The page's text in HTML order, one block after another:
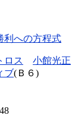
利への方程式
ロス
小館光正
ブ(Ｂ６)